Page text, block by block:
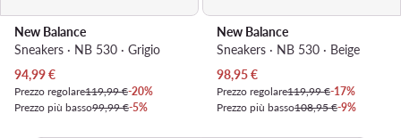
New Balance
Sneakers · NB 530 · Grigio
Prezzo attuale
94,99€
Prezzo regolare119,99 €-20%
Prezzo più basso99,99 €-5%
New Balance
Sneakers · NB 530 · Beige
Prezzo attuale
98,95€
Prezzo regolare119,99 €-17%
Prezzo più basso108,95 €-9%